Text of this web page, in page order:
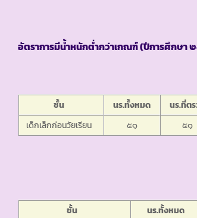
อัตราการมีน้ำหนักต่ำกว่าเกณฑ์ (ปีการศึกษา
ชั้น นร.ทั้งหมด นร.ที่ต
เด็กเล็กก่อนวัยเรียน
๕๑ ๕๑
ชั้น นร.ทั้งหมด